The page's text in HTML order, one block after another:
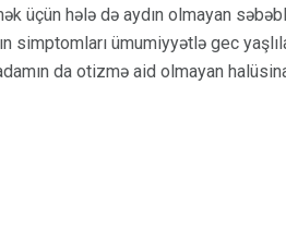
üçün hələ də aydın olmayan
simptomları ümumiyyətlə gec
da otizmə aid olmayan